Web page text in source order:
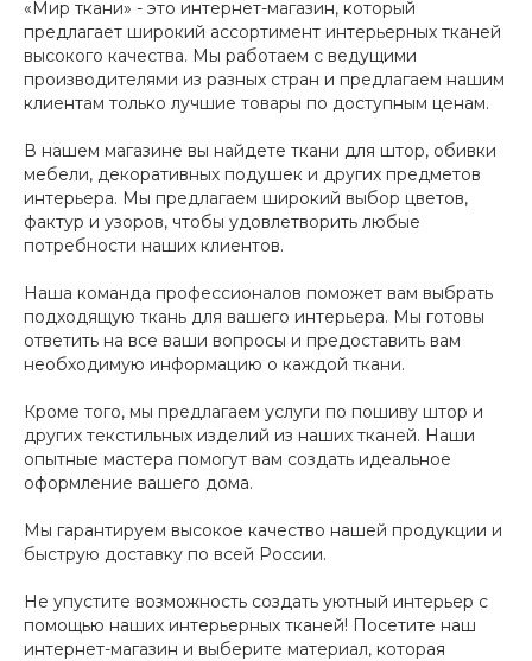
«Мир ткани» - это интернет-магазин, который
предлагает широкий ассортимент интерьерных тканей
высокого качества. Мы работаем с ведущими
производителями из разных стран и предлагаем нашим
клиентам только лучшие товары по доступным ценам.
В нашем магазине вы найдете ткани для штор, обивки
мебели, декоративных подушек и других предметов
интерьера. Мы предлагаем широкий выбор цветов,
фактур и узоров, чтобы удовлетворить любые
потребности наших клиентов.
Наша команда профессионалов поможет вам выбрать
подходящую ткань для вашего интерьера. Мы готовы
ответить на все ваши вопросы и предоставить вам
необходимую информацию о каждой ткани.
Кроме того, мы предлагаем услуги по пошиву штор и
других текстильных изделий из наших тканей. Наши
опытные мастера помогут вам создать идеальное
оформление вашего дома.
Мы гарантируем высокое качество нашей продукции и
быструю доставку по всей России.
Не упустите возможность создать уютный интерьер с
помощью наших интерьерных тканей! Посетите наш
интернет-магазин и выберите материал, которая